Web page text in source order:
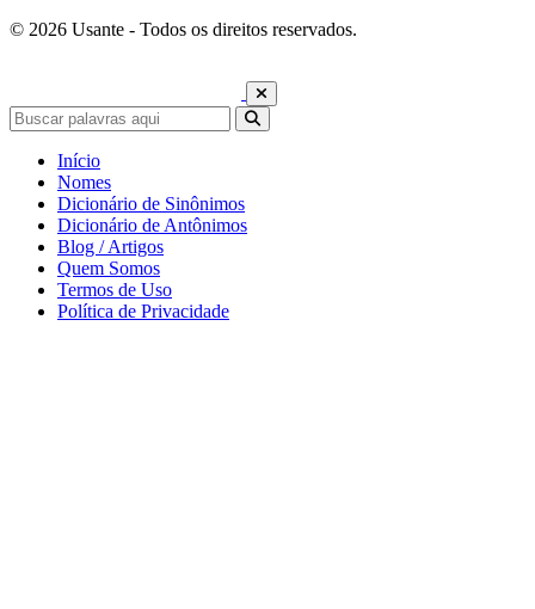
© 2026 Usante - Todos os direitos reservados.
Início
Nomes
Dicionário de Sinônimos
Dicionário de Antônimos
Blog / Artigos
Quem Somos
Termos de Uso
Política de Privacidade